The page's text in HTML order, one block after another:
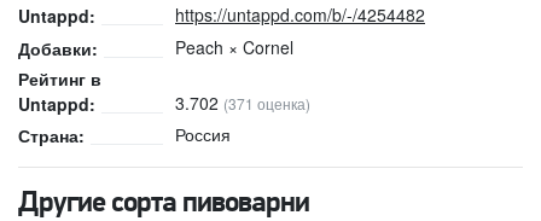
Untappd:
https://untappd.com/b/-/4254482
Добавки:
Peach × Cornel
Рейтинг в
Untappd:
3.702 (371 оценка)
Страна: Россия
Другие сорта пивоварни